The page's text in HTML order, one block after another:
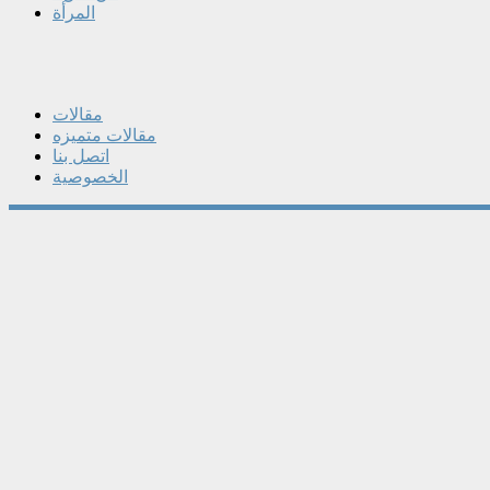
المرأة
مقالات
مقالات متميزه
اتصل بنا
الخصوصية